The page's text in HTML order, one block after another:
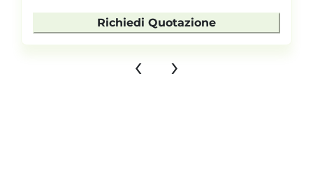
Richiedi Quotazione
‹ ›